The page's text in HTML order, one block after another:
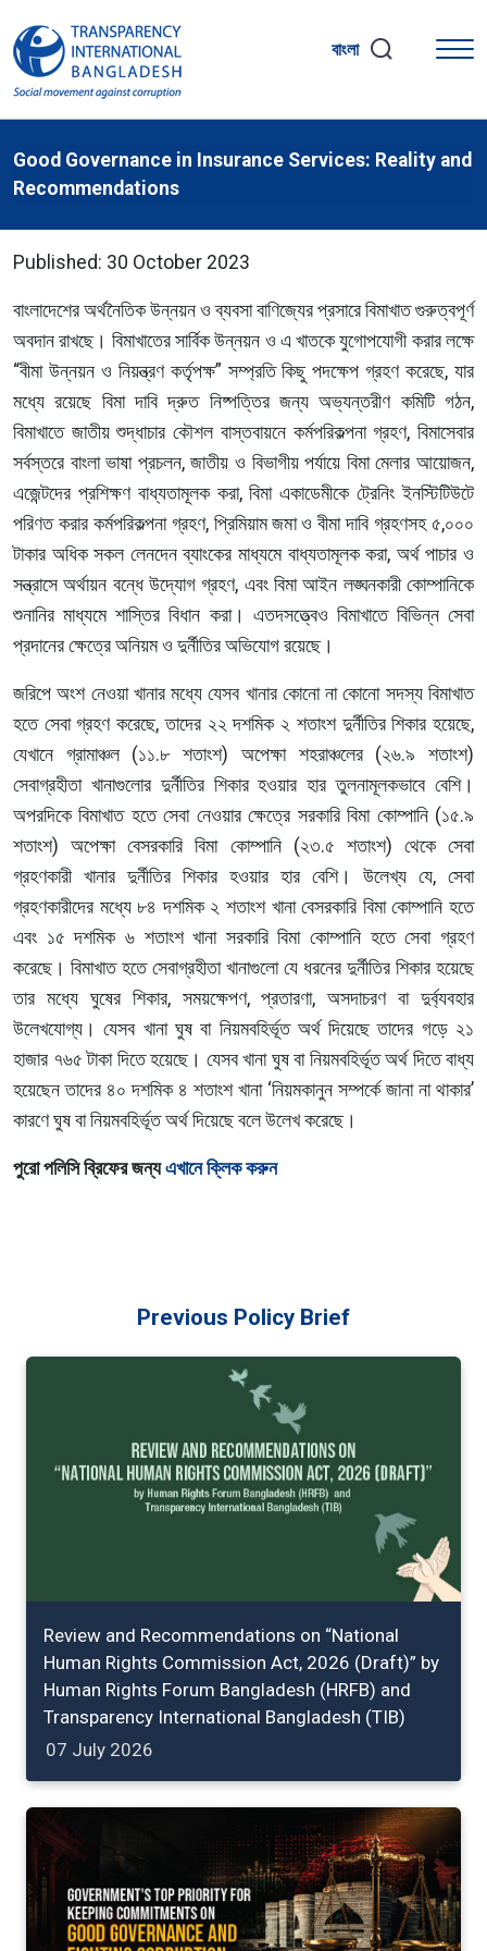
বাংলা
Good Governance in Insurance Services: Reality and
Recommendations
Published: 30 October 2023
বাংলাদেশের অর্থনৈতিক উন্নয়ন ও ব্যবসা বাণিজ্যের প্রসারে বিমাখাত গুরুত্বপূর্ণ
অবদান রাখছে। বিমাখাতের সার্বিক উন্নয়ন ও এ খাতকে যুগোপযোগী করার লক্ষে
“বীমা উন্নয়ন ও নিয়ন্ত্রণ কর্তৃপক্ষ” সম্প্রতি কিছু পদক্ষেপ গ্রহণ করেছে, যার
মধ্যে রয়েছে বিমা দাবি দ্রুত নিষ্পত্তির জন্য অভ্যন্তরীণ কমিটি গঠন,
বিমাখাতে জাতীয় শুদ্ধাচার কৌশল বাস্তবায়নে কর্মপরিকল্পনা গ্রহণ, বিমাসেবার
সর্বস্তরে বাংলা ভাষা প্রচলন, জাতীয় ও বিভাগীয় পর্যায়ে বিমা মেলার আয়োজন,
এজেন্টদের প্রশিক্ষণ বাধ্যতামূলক করা, বিমা একাডেমীকে ট্রেনিং ইনস্টিটিউটে
পরিণত করার কর্মপরিকল্পনা গ্রহণ, প্রিমিয়াম জমা ও বীমা দাবি গ্রহণসহ ৫,০০০
টাকার অধিক সকল লেনদেন ব্যাংকের মাধ্যমে বাধ্যতামূলক করা, অর্থ পাচার ও
সন্ত্রাসে অর্থায়ন বন্ধে উদ্যোগ গ্রহণ, এবং বিমা আইন লঙ্ঘনকারী কোম্পানিকে
শুনানির মাধ্যমে শাস্তির বিধান করা। এতদসত্ত্বেও বিমাখাতে বিভিন্ন সেবা
প্রদানের ক্ষেত্রে অনিয়ম ও দুর্নীতির অভিযোগ রয়েছে।
জরিপে অংশ নেওয়া খানার মধ্যে যেসব খানার কোনো না কোনো সদস্য বিমাখাত
হতে সেবা গ্রহণ করেছে, তাদের ২২ দশমিক ২ শতাংশ দুর্নীতির শিকার হয়েছে,
যেখানে গ্রামাঞ্চল (১১.৮ শতাংশ) অপেক্ষা শহরাঞ্চলের (২৬.৯ শতাংশ)
সেবাগ্রহীতা খানাগুলোর দুর্নীতির শিকার হওয়ার হার তুলনামূলকভাবে বেশি।
অপরদিকে বিমাখাত হতে সেবা নেওয়ার ক্ষেত্রে সরকারি বিমা কোম্পানি (১৫.৯
শতাংশ) অপেক্ষা বেসরকারি বিমা কোম্পানি (২৩.৫ শতাংশ) থেকে সেবা
গ্রহণকারী খানার দুর্নীতির শিকার হওয়ার হার বেশি। উলেখ্য যে, সেবা
গ্রহণকারীদের মধ্যে ৮৪ দশমিক ২ শতাংশ খানা বেসরকারি বিমা কোম্পানি হতে
এবং ১৫ দশমিক ৬ শতাংশ খানা সরকারি বিমা কোম্পানি হতে সেবা গ্রহণ
করেছে। বিমাখাত হতে সেবাগ্রহীতা খানাগুলো যে ধরনের দুর্নীতির শিকার হয়েছে
তার মধ্যে ঘুষের শিকার, সময়ক্ষেপণ, প্রতারণা, অসদাচরণ বা দুর্ব্যবহার
উলেখযোগ্য। যেসব খানা ঘুষ বা নিয়মবহির্ভূত অর্থ দিয়েছে তাদের গড়ে ২১
হাজার ৭৬৫ টাকা দিতে হয়েছে। যেসব খানা ঘুষ বা নিয়মবহির্ভূত অর্থ দিতে বাধ্য
হয়েছেন তাদের ৪০ দশমিক ৪ শতাংশ খানা ‘নিয়মকানুন সম্পর্কে জানা না থাকার’
কারণে ঘুষ বা নিয়মবহির্ভূত অর্থ দিয়েছে বলে উলেখ করেছে।
পুরো পলিসি ব্রিফের জন্যএখানে ক্লিক করুন
Previous Policy Brief
Review and Recommendations on “National
Human Rights Commission Act, 2026 (Draft)” by
Human Rights Forum Bangladesh (HRFB) and
Transparency International Bangladesh (TIB)
07 July 2026